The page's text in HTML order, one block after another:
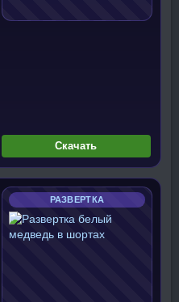
Скачать
РАЗВЕРТКА